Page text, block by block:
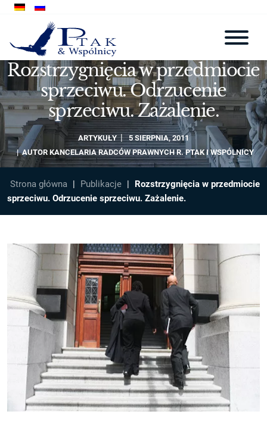
Rozstrzygnięcia w przedmiocie
sprzeciwu. Odrzucenie
sprzeciwu. Zażalenie.
ARTYKUŁY
5 SIERPNIA, 2011
AUTOR KANCELARIA RADCÓW PRAWNYCH R. PTAK I WSPÓLNICY
Strona główna | Publikacje |
Rozstrzygnięcia w przedmiocie
sprzeciwu. Odrzucenie sprzeciwu. Zażalenie.